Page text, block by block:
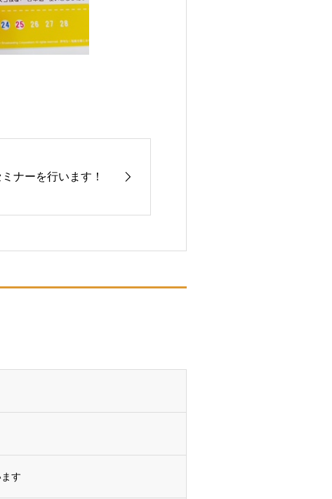
ナーを行います！
す